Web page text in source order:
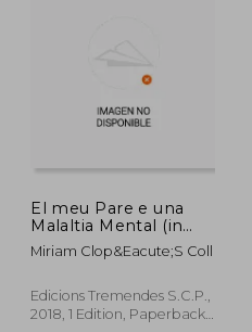
43,94
El meu Pare e una
Malaltia Mental (in
Catalan)
Miriam Clop&Eacute;S Coll
Edicions Tremendes S.C.P.,
2018, 1 Edition, Paperback,